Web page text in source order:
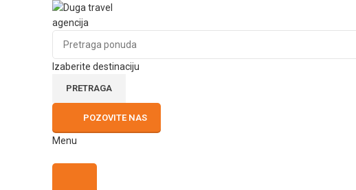
Izaberite destinaciju
PRETRAGA
POZOVITE NAS
Menu